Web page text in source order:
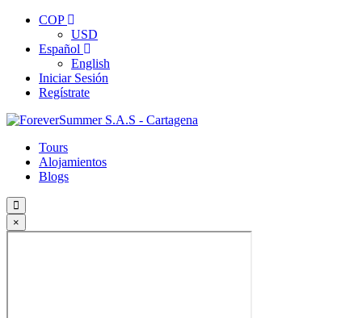
COP
USD
Español
English
Iniciar Sesión
Regístrate
Tours
Alojamientos
Blogs
×